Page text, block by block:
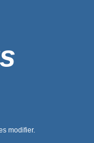
modifier.